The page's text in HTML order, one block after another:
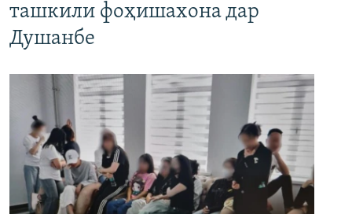
ташкили фоҳишахона дар
Душанбе